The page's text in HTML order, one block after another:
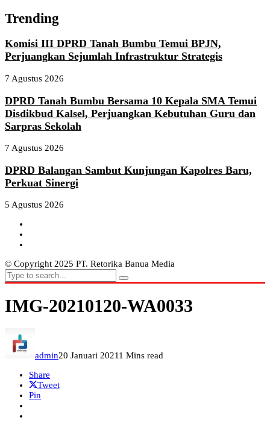
Trending
Komisi III DPRD Tanah Bumbu Temui BPJN,
Perjuangkan Sejumlah Infrastruktur Strategis
7 Agustus 2026
DPRD Tanah Bumbu Bersama 10 Kepala SMA Temui
Disdikbud Kalsel, Perjuangkan Kebutuhan Guru dan
Sarpras Sekolah
7 Agustus 2026
DPRD Balangan Sambut Kunjungan Kapolres Baru,
Perkuat Sinergi
5 Agustus 2026
© Copyright 2025 PT. Retorika Banua Media
IMG-20210120-WA0033
admin20 Januari 20211 Mins read
Share
Tweet
Pin